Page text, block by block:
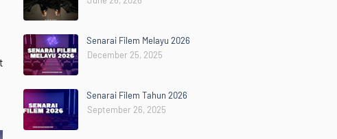
Senarai Filem Melayu 2026
December 25, 2025
Senarai Filem Tahun 2026
September 26, 2025